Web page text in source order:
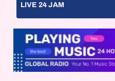
LIVE 24 JAM